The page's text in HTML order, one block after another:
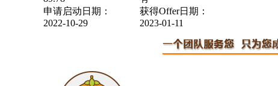
申请启动日期：
2022-10-29
获得Offer日期：
2023-01-11